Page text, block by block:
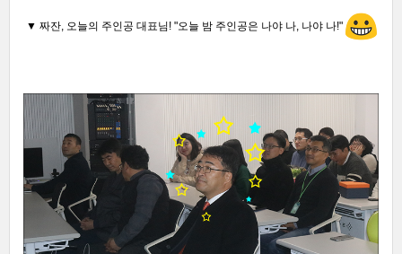
▼ 짜잔, 오늘의 주인공 대표님!"오늘 밤 주인공은 나야 나, 나야 나!"